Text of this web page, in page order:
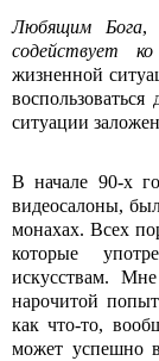
Любящим Бога,
содействует ко
жизненной
ситуации
В начале 90-х
видеосалоны,
монахах. Всех
которые
искусствам.
нарочитой
как что-то,
может успешно